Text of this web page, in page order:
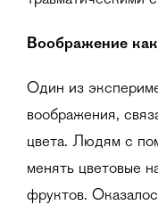
Воображение
Один из
воображения,
цвета. Людям с
менять цветовые
фруктов.